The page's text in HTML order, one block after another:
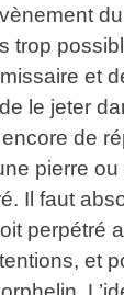
trop
et
le jeter
de
pierre ou
Il faut
perpétré
et